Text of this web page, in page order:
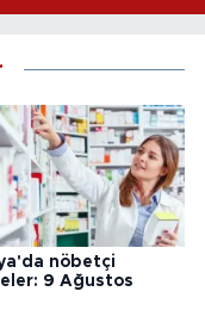
nöbetçi
9 Ağustos